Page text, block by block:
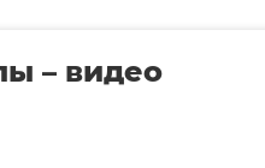
– видео